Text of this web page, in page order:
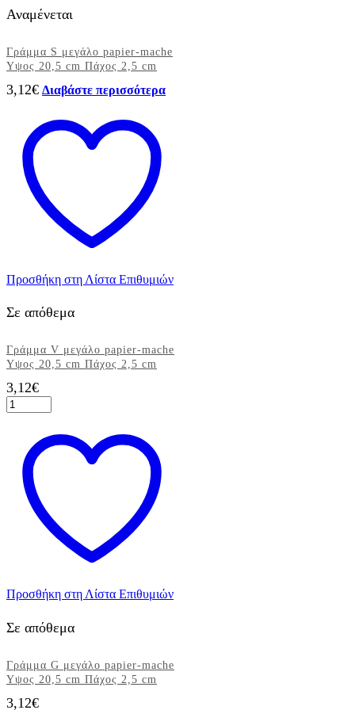
Αναμένεται
Γράμμα S μεγάλο papier-mache
Yψος 20,5 cm Πάχος 2,5 cm
3,12€ Διαβάστε περισσότερα
Προσθήκη στη Λίστα Επιθυμιών
Σε απόθεμα
Γράμμα V μεγάλο papier-mache
Yψος 20,5 cm Πάχος 2,5 cm
3,12€
Γράμμα
V
papier-
mache
Yψος
20,5
Πάχος
Προσθήκη στη Λίστα Επιθυμιών
Σε απόθεμα
Γράμμα G μεγάλο papier-mache
Yψος 20,5 cm Πάχος 2,5 cm
3,12€